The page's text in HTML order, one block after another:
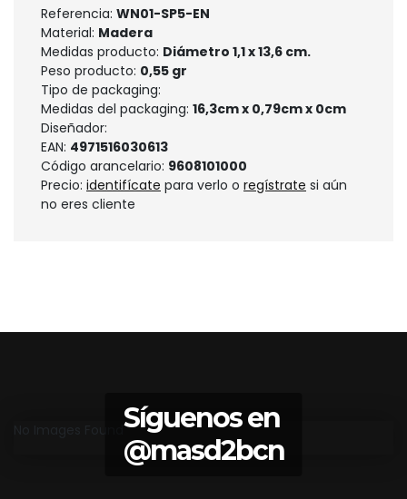
Referencia: WN01-SP5-EN
Material: Madera
Medidas producto: Diámetro 1,1 x 13,6 cm.
Peso producto: 0,55 gr
Tipo de packaging:
Medidas del packaging: 16,3cm x 0,79cm x 0cm
Diseñador:
EAN: 4971516030613
Código arancelario: 9608101000
Precio: identifícate para verlo o regístrate si aún
no eres cliente
Síguenos en
@masd2bcn